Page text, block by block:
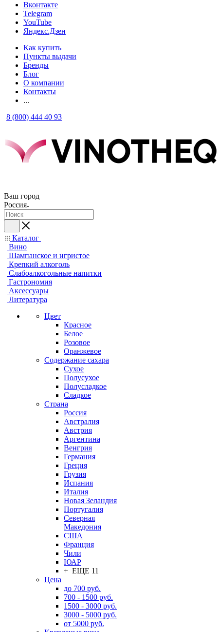
Вконтакте
Telegram
YouTube
Яндекс.Дзен
Как купить
Пункты выдачи
Бренды
Блог
О компании
Контакты
...
8 (800) 444 40 93
Ваш город
Россия
Каталог
Вино
Шампанское и игристое
Крепкий алкоголь
Слабоалкогольные напитки
Гастрономия
Аксессуары
Литература
Цвет
Красное
Белое
Розовое
Оранжевое
Содержание сахара
Сухое
Полусухое
Полусладкое
Сладкое
Страна
Россия
Австралия
Австрия
Аргентина
Венгрия
Германия
Греция
Грузия
Испания
Италия
Новая Зеландия
Португалия
Северная
Македония
США
Франция
Чили
ЮАР
+ ЕЩЕ 11
Цена
до 700 руб.
700 - 1500 руб.
1500 - 3000 руб.
3000 - 5000 руб.
от 5000 руб.